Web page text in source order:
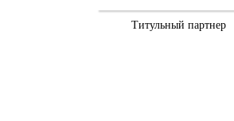
Титульный партнер